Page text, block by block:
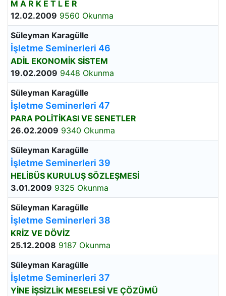
M A R K E T L E R
12.02.2009 9560 Okunma
Süleyman Karagülle
İşletme Seminerleri 46
ADİL EKONOMİK SİSTEM
19.02.2009 9448 Okunma
Süleyman Karagülle
İşletme Seminerleri 47
PARA POLİTİKASI VE SENETLER
26.02.2009 9340 Okunma
Süleyman Karagülle
İşletme Seminerleri 39
HELİBÜS KURULUŞ SÖZLEŞMESİ
3.01.2009 9325 Okunma
Süleyman Karagülle
İşletme Seminerleri 38
KRİZ VE DÖVİZ
25.12.2008 9187 Okunma
Süleyman Karagülle
İşletme Seminerleri 37
YİNE İŞSİZLİK MESELESİ VE ÇÖZÜMÜ